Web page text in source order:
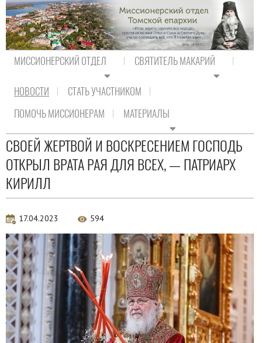
МИССИОНЕРСКИЙ ОТДЕЛ СВЯТИТЕЛЬ МАКАРИЙ
НОВОСТИ
СТАТЬ УЧАСТНИКОМ
ПОМОЧЬ МИССИОНЕРАМ
МАТЕРИАЛЫ
Актуальная аналитика
СВОЕЙ ЖЕРТВОЙ И ВОСКРЕСЕНИЕМ ГОСПОДЬ
ОТКРЫЛ ВРАТА РАЯ ДЛЯ ВСЕХ, — ПАТРИАРХ
КИРИЛЛ
17.04.2023 594